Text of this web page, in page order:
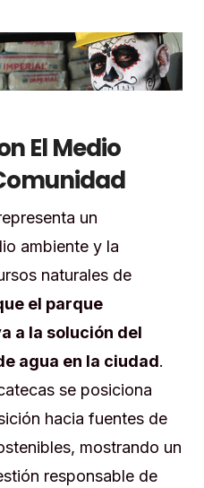
El Medio
un
ambiente y la
naturales de
el parque
a la solución del
agua en la ciudad.
se posiciona
hacia fuentes de
mostrando un
responsable de